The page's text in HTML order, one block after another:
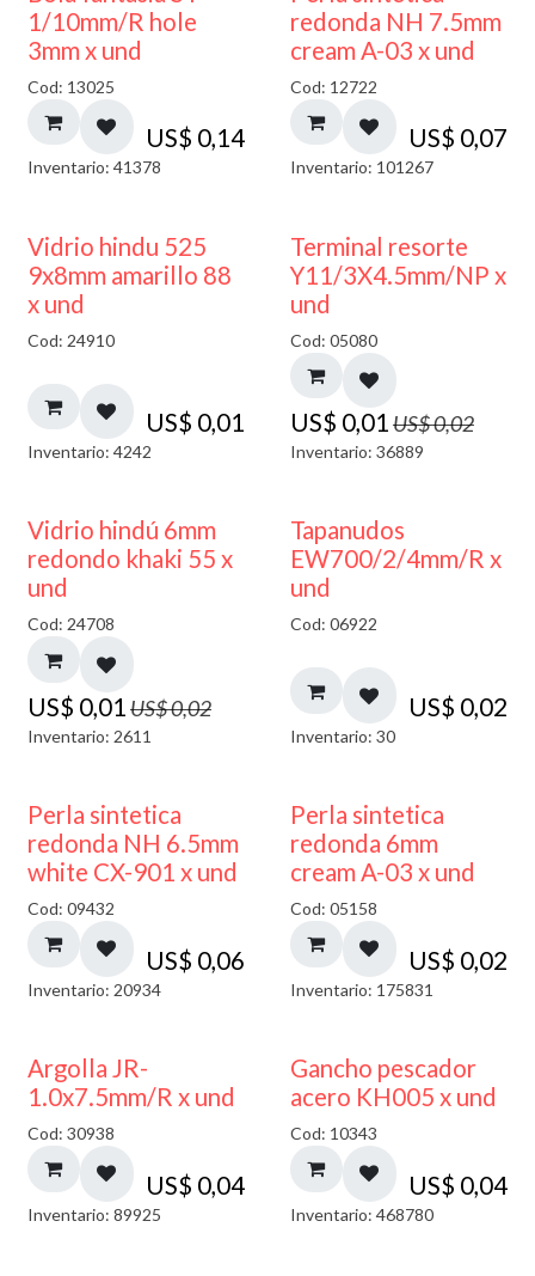
1/10mm/R hole
3mm x und
Cod: 13025
US$ 0,14
Inventario: 41378
redonda NH 7.5mm
cream A-03 x und
Cod: 12722
US$ 0,07
Inventario: 101267
40% DESCUENTO
Vidrio hindu 525
9x8mm amarillo 88
x und
Cod: 24910
US$ 0,01
Inventario: 4242
50% DESCUENTO
Terminal resorte
Y11/3X4.5mm/NP x
und
Cod: 05080
US$ 0,01US$0,02
Inventario: 36889
40% DESCUENTO
Vidrio hindú 6mm
redondo khaki 55 x
und
Cod: 24708
US$ 0,01 US$0,02
Inventario: 2611
Tapanudos
EW700/2/4mm/R x
und
Cod: 06922
US$ 0,02
Inventario: 30
Perla sintetica
redonda NH 6.5mm
white CX-901 x und
Cod: 09432
US$ 0,06
Inventario: 20934
Perla sintetica
redonda 6mm
cream A-03 x und
Cod: 05158
US$ 0,02
Inventario: 175831
Argolla JR-
1.0x7.5mm/R x und
Cod: 30938
US$ 0,04
Inventario: 89925
Gancho pescador
acero KH005 x und
Cod: 10343
US$ 0,04
Inventario: 468780